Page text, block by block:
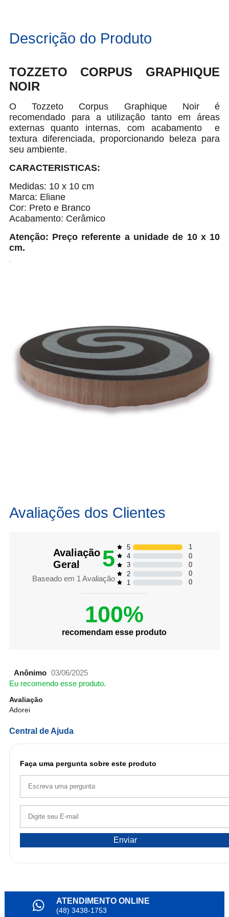
Descrição do Produto
TOZZETO CORPUS GRAPHIQUE
NOIR
O Tozzeto Corpus Graphique Noir é
recomendado para a utilização tanto em áreas
externas quanto internas, com acabamento e
textura diferenciada, proporcionando beleza para
seu ambiente.
CARACTERISTICAS:
Medidas: 10 x 10 cm
Marca: Eliane
Cor: Preto e Branco
Acabamento: Cerâmico
Atenção: Preço referente a unidade de 10 x 10
cm.
Avaliações dos Clientes
Avaliação
Geral
5
Baseado em 1 Avaliação
5
1
4
0
3
0
2
0
1
0
100%
recomendam esse produto
Anônimo 03/06/2025
Eu recomendo esse produto.
Avaliação
Adorei
Central de Ajuda
Faça uma pergunta sobre este produto
Enviar
ATENDIMENTO ONLINE
(48) 3438-1753